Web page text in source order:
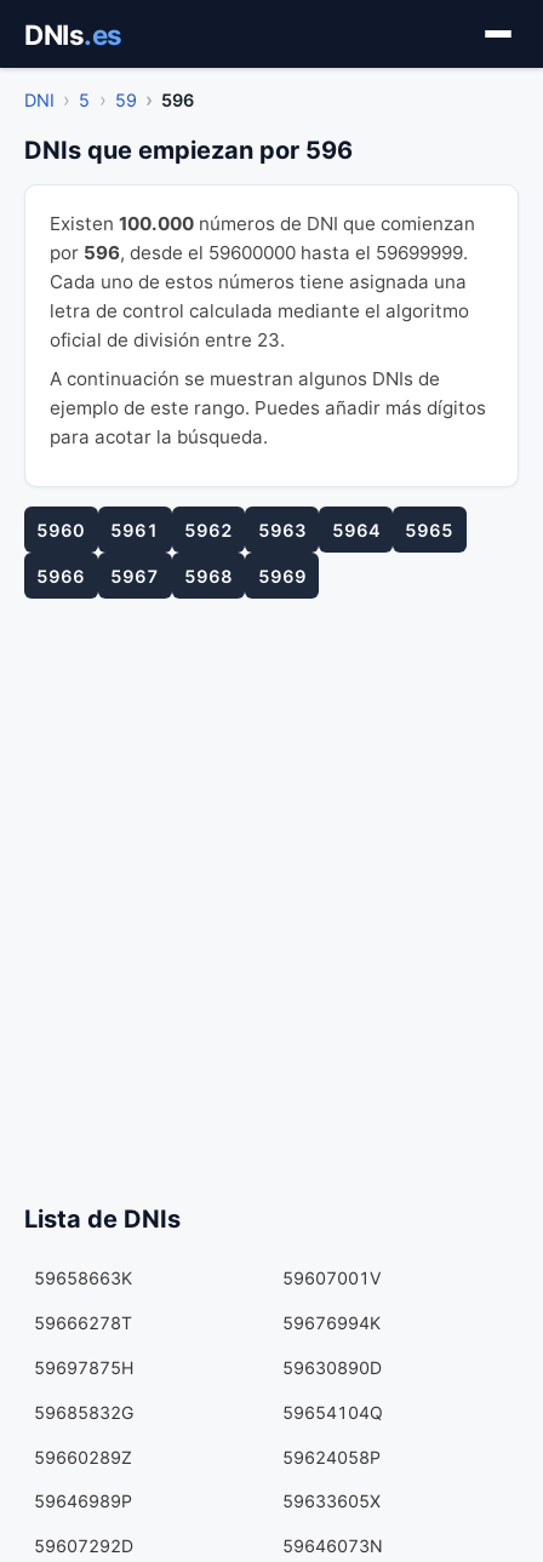
contenido
DNIs.es
DNI 5 59 596
DNIs que empiezan por 596
Existen 100.000 números de DNI que comienzan
por 596, desde el 59600000 hasta el 59699999.
Cada uno de estos números tiene asignada una
letra de control calculada mediante el algoritmo
oficial de división entre 23.
A continuación se muestran algunos DNIs de
ejemplo de este rango. Puedes añadir más dígitos
para acotar la búsqueda.
5960 5961 5962 5963 5964 5965
5966 5967 5968 5969
Lista de DNIs
59658663K 59607001V
59666278T 59676994K
59697875H 59630890D
59685832G 59654104Q
59660289Z 59624058P
59646989P 59633605X
59607292D 59646073N